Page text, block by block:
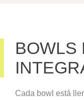
BOWLS
Cada bowl está